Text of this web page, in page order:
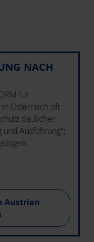
NACH
für
Österreich oft
baulicher
und Ausführung“)
Austrian